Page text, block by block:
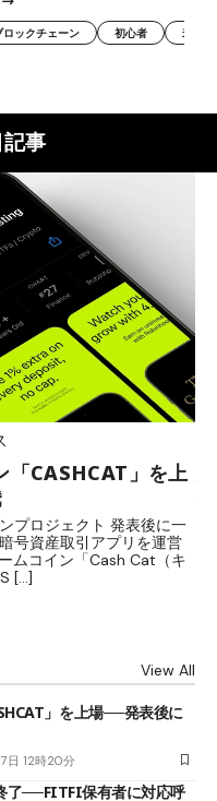
ロックチェーン 初心者 米国
事
「CASHCAT」を上
プロジェクト 発表後に一
号資産取引アプリを運営
ムコイン「Cash Cat（キ
[…]
View All
」を上場──発表後に
日 12時20分
了──FITFI保有者に対応呼